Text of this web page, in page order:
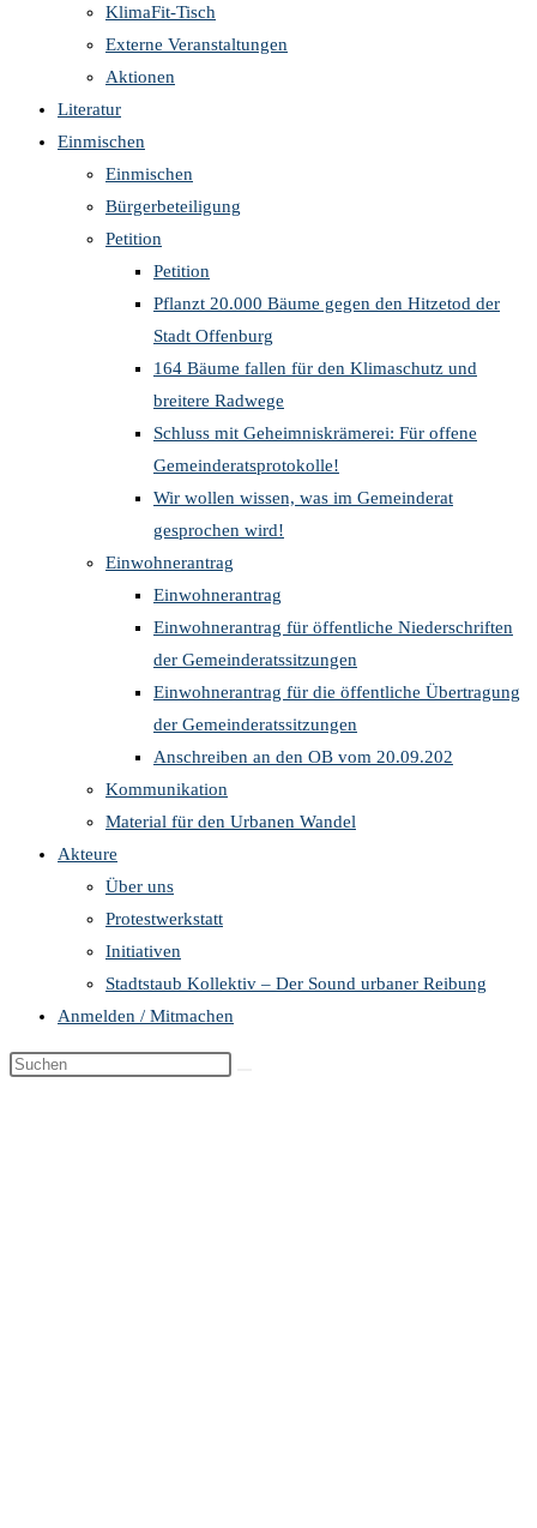
KlimaFit-Tisch
Externe Veranstaltungen
Aktionen
Literatur
Einmischen
Einmischen
Bürgerbeteiligung
Petition
Petition
Pflanzt 20.000 Bäume gegen den Hitzetod der
Stadt Offenburg
164 Bäume fallen für den Klimaschutz und
breitere Radwege
Schluss mit Geheimniskrämerei: Für offene
Gemeinderatsprotokolle!
Wir wollen wissen, was im Gemeinderat
gesprochen wird!
Einwohnerantrag
Einwohnerantrag
Einwohnerantrag für öffentliche Niederschriften
der Gemeinderatssitzungen
Einwohnerantrag für die öffentliche Übertragung
der Gemeinderatssitzungen
Anschreiben an den OB vom 20.09.202
Kommunikation
Material für den Urbanen Wandel
Akteure
Über uns
Protestwerkstatt
Initiativen
Stadtstaub Kollektiv – Der Sound urbaner Reibung
Anmelden / Mitmachen
Diese